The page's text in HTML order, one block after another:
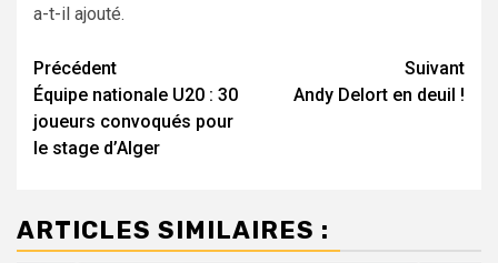
a-t-il ajouté.
Navigation
d’article
Précédent
Équipe nationale U20 : 30
joueurs convoqués pour
le stage d’Alger
Suivant
Andy Delort en deuil !
ARTICLES SIMILAIRES :